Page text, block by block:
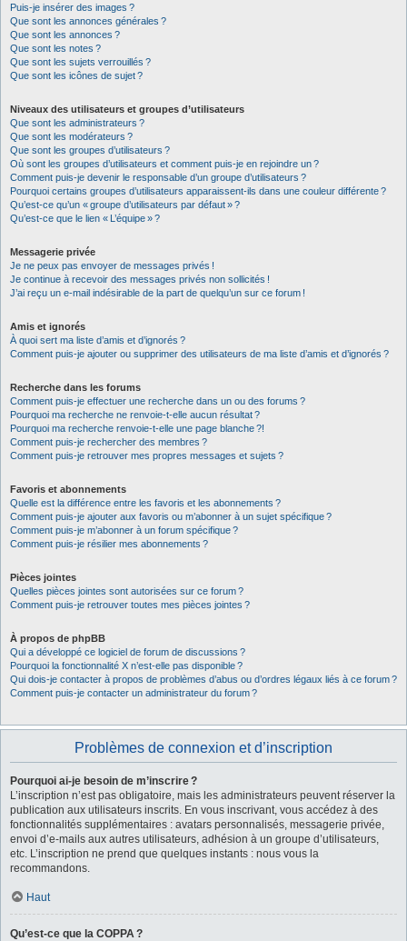
Puis-je insérer des images ?
Que sont les annonces générales ?
Que sont les annonces ?
Que sont les notes ?
Que sont les sujets verrouillés ?
Que sont les icônes de sujet ?
Niveaux des utilisateurs et groupes d’utilisateurs
Que sont les administrateurs ?
Que sont les modérateurs ?
Que sont les groupes d’utilisateurs ?
Où sont les groupes d’utilisateurs et comment puis-je en rejoindre un ?
Comment puis-je devenir le responsable d’un groupe d’utilisateurs ?
Pourquoi certains groupes d’utilisateurs apparaissent-ils dans une couleur différente ?
Qu’est-ce qu’un « groupe d’utilisateurs par défaut » ?
Qu’est-ce que le lien « L’équipe » ?
Messagerie privée
Je ne peux pas envoyer de messages privés !
Je continue à recevoir des messages privés non sollicités !
J’ai reçu un e-mail indésirable de la part de quelqu’un sur ce forum !
Amis et ignorés
À quoi sert ma liste d’amis et d’ignorés ?
Comment puis-je ajouter ou supprimer des utilisateurs de ma liste d’amis et d’ignorés ?
Recherche dans les forums
Comment puis-je effectuer une recherche dans un ou des forums ?
Pourquoi ma recherche ne renvoie-t-elle aucun résultat ?
Pourquoi ma recherche renvoie-t-elle une page blanche ?!
Comment puis-je rechercher des membres ?
Comment puis-je retrouver mes propres messages et sujets ?
Favoris et abonnements
Quelle est la différence entre les favoris et les abonnements ?
Comment puis-je ajouter aux favoris ou m’abonner à un sujet spécifique ?
Comment puis-je m’abonner à un forum spécifique ?
Comment puis-je résilier mes abonnements ?
Pièces jointes
Quelles pièces jointes sont autorisées sur ce forum ?
Comment puis-je retrouver toutes mes pièces jointes ?
À propos de phpBB
Qui a développé ce logiciel de forum de discussions ?
Pourquoi la fonctionnalité X n’est-elle pas disponible ?
Qui dois-je contacter à propos de problèmes d’abus ou d’ordres légaux liés à ce forum ?
Comment puis-je contacter un administrateur du forum ?
Problèmes de connexion et d’inscription
Pourquoi ai-je besoin de m’inscrire ?
L’inscription n’est pas obligatoire, mais les administrateurs peuvent réserver la
publication aux utilisateurs inscrits. En vous inscrivant, vous accédez à des
fonctionnalités supplémentaires : avatars personnalisés, messagerie privée,
envoi d’e-mails aux autres utilisateurs, adhésion à un groupe d’utilisateurs,
etc. L’inscription ne prend que quelques instants : nous vous la
recommandons.
Haut
Qu’est-ce que la COPPA ?